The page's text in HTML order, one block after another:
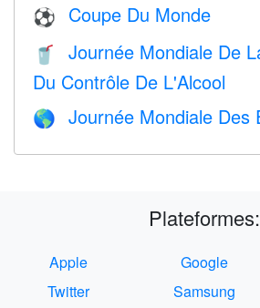
⚽ Coupe Du Monde
🥤
Journée Mondiale De
Du Contrôle De L'Alcool
🌎 Journée Mondiale Des
Plateformes:
Apple Google
Twitter
Samsung